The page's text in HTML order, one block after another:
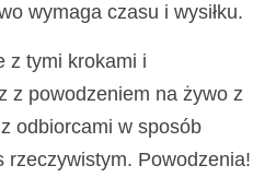
wymaga czasu i wysiłku.
z tymi krokami i
z powodzeniem na żywo z
odbiorcami w sposób
rzeczywistym. Powodzenia!